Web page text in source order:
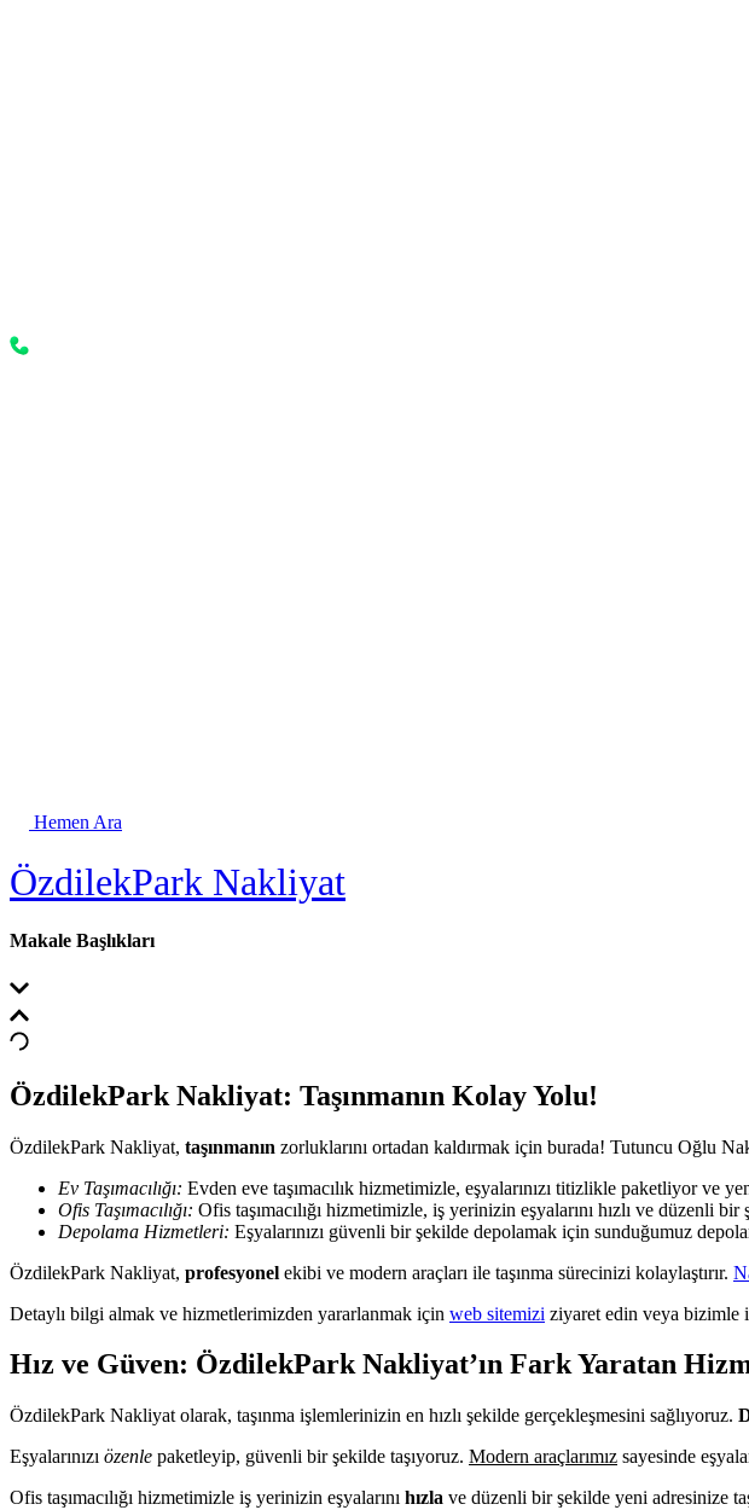
Hemen Ara
ÖzdilekPark Nakliyat
Makale Başlıkları
ÖzdilekPark Nakliyat: Taşınmanın Kolay Yolu!
ÖzdilekPark Nakliyat, taşınmanın zorluklarını ortadan kaldırmak için burada! Tutuncu Oğlu
Ev Taşımacılığı: Evden eve taşımacılık hizmetimizle, eşyalarınızı titizlikle paketliyor ve
Ofis Taşımacılığı: Ofis taşımacılığı hizmetimizle, iş yerinizin eşyalarını hızlı ve düzenli
Depolama Hizmetleri: Eşyalarınızı güvenli bir şekilde depolamak için sunduğumuz
ÖzdilekPark Nakliyat, profesyonel ekibi ve modern araçları ile taşınma sürecinizi kolaylaştırır.
Detaylı bilgi almak ve hizmetlerimizden yararlanmak için web sitemizi ziyaret edin veya bizimle
Hız ve Güven: ÖzdilekPark Nakliyat’ın Fark Yaratan
ÖzdilekPark Nakliyat olarak, taşınma işlemlerinizin en hızlı şekilde gerçekleşmesini sağlıyoruz.
Eşyalarınızı özenle paketleyip, güvenli bir şekilde taşıyoruz. Modern araçlarımız sayesinde
Ofis taşımacılığı hizmetimizle iş yerinizin eşyalarını hızla ve düzenli bir şekilde yeni adresinize